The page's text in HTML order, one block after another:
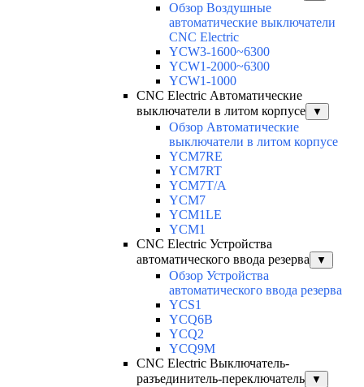
Обзор Воздушные
автоматические выключатели
CNC Electric
YCW3-1600~6300
YCW1-2000~6300
YCW1-1000
CNC Electric Автоматические
выключатели в литом корпусе
▼
Обзор Автоматические
выключатели в литом корпусе
YCM7RE
YCM7RT
YCM7T/A
YCM7
YCM1LE
YCM1
CNC Electric Устройства
автоматического ввода резерва
▼
Обзор Устройства
автоматического ввода резерва
YCS1
YCQ6B
YCQ2
YCQ9M
CNC Electric Выключатель-
разъединитель-переключатель
▼